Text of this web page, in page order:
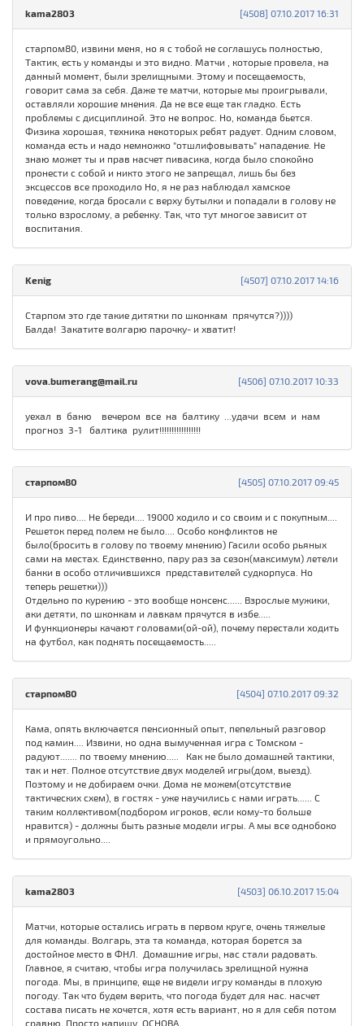
[4508] 07.10.2017 16:31
kama2803
старпом80, извини меня, но я с тобой не соглашусь полностью,
Тактик, есть у команды и это видно. Матчи , которые провела, на
данный момент, были зрелищными. Этому и посещаемость,
говорит сама за себя. Даже те матчи, которые мы проигрывали,
оставляли хорошие мнения. Да не все еще так гладко. Есть
проблемы с дисциплиной. Это не вопрос. Но, команда бьется.
Физика хорошая, техника некоторых ребят радует. Одним словом,
команда есть и надо немножко "отшлифовывать" нападение. Не
знаю может ты и прав насчет пивасика, когда было спокойно
пронести с собой и никто этого не запрещал, лишь бы без
эксцессов все проходило Но, я не раз наблюдал хамское
поведение, когда бросали с верху бутылки и попадали в голову не
только взрослому, а ребенку. Так, что тут многое зависит от
воспитания.
[4507] 07.10.2017 14:16
Kenig
Старпом это где такие дитятки по шконкам прячутся?))))
Балда! Закатите волгарю парочку- и хватит!
[4506] 07.10.2017 10:33
vova.bumerang@mail.ru
уехал в баню вечером все на балтику ...удачи всем и нам
прогноз 3-1 балтика рулит!!!!!!!!!!!!!!!!!
[4505] 07.10.2017 09:45
старпом80
И про пиво.... Не береди.... 19000 ходило и со своим и с покупным....
Решеток перед полем не было.... Особо конфликтов не
было(бросить в голову по твоему мнению) Гасили особо рьяных
сами на местах. Единственно, пару раз за сезон(максимум) летели
банки в особо отличившихся представителей судкорпуса. Но
теперь решетки)))
Отдельно по курению - это вообще нонсенс...... Взрослые мужики,
аки детяти, по шконкам и лавкам прячутся в избе.....
И функционеры качают головами(ой-ой), почему перестали ходить
на футбол, как поднять посещаемость.....
[4504] 07.10.2017 09:32
старпом80
Кама, опять включается пенсионный опыт, пепельный разговор
под камин.... Извини, но одна вымученная игра с Томском -
радуют....... по твоему мнению..... Как не было домашней тактики,
так и нет. Полное отсутствие двух моделей игры(дом, выезд).
Поэтому и не добираем очки. Дома не можем(отсутствие
тактических схем), в гостях - уже научились с нами играть...... С
таким коллективом(подбором игроков, если кому-то больше
нравится) - должны быть разные модели игры. А мы все однобоко
и прямоугольно....
[4503] 06.10.2017 15:04
kama2803
Матчи, которые остались играть в первом круге, очень тяжелые
для команды. Волгарь, эта та команда, которая борется за
достойное место в ФНЛ. Домашние игры, нас стали радовать.
Главное, я считаю, чтобы игра получилась зрелищной нужна
погода. Мы, в принципе, еще не видели игру команды в плохую
погоду. Так что будем верить, что погода будет для нас. насчет
состава писать не хочется, хотя есть вариант, но я для себя потом
сравню. Просто напишу, ОСНОВА.